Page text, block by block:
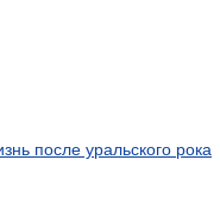
после уральского рока